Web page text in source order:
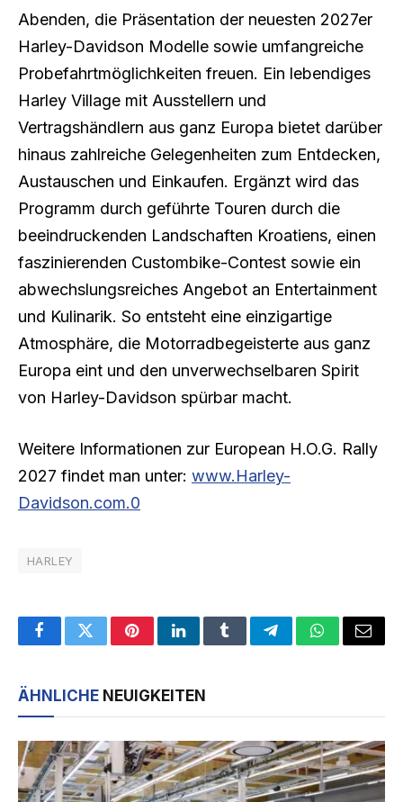
Abenden, die Präsentation der neuesten 2027er
Harley-Davidson Modelle sowie umfangreiche
Probefahrtmöglichkeiten freuen. Ein lebendiges
Harley Village mit Ausstellern und
Vertragshändlern aus ganz Europa bietet darüber
hinaus zahlreiche Gelegenheiten zum Entdecken,
Austauschen und Einkaufen. Ergänzt wird das
Programm durch geführte Touren durch die
beeindruckenden Landschaften Kroatiens, einen
faszinierenden Custombike-Contest sowie ein
abwechslungsreiches Angebot an Entertainment
und Kulinarik. So entsteht eine einzigartige
Atmosphäre, die Motorradbegeisterte aus ganz
Europa eint und den unverwechselbaren Spirit
von Harley-Davidson spürbar macht.
Weitere Informationen zur European H.O.G. Rally
2027 findet man unter: www.Harley-
Davidson.com.0
HARLEY
FacebookTwitterPinterestLinkedInTumblrTelegramWhatsApp
Email
ÄHNLICHE NEUIGKEITEN